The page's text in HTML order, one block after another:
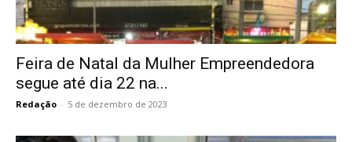
Feira de Natal da Mulher Empreendedora
segue até dia 22 na...
Redação - 5 de dezembro de 2023